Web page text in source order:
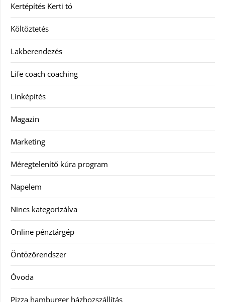
Kertépítés Kerti tó
Költöztetés
Lakberendezés
Life coach coaching
Linképítés
Magazin
Marketing
Méregtelenítő kúra program
Napelem
Nincs kategorizálva
Online pénztárgép
Öntözőrendszer
Óvoda
Pizza hamburger házhozszállítás